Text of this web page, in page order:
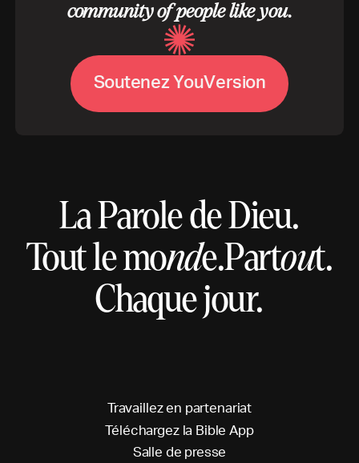
community of people like you.
SoutenezYouVersion
La Parole de Dieu.
Tout le monde.Partout.
Chaque jour.
Travaillezen partenariat
Téléchargez la Bible App
Salle de presse